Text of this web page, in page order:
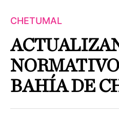
CHETUMAL
BAHÍA DE